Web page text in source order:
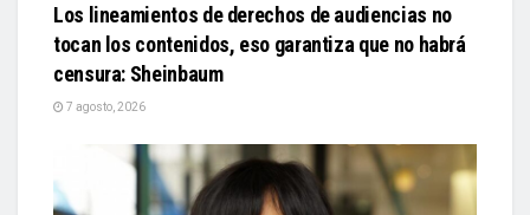
Los lineamientos de derechos de audiencias no
tocan los contenidos, eso garantiza que no habrá
censura: Sheinbaum
7 agosto, 2026